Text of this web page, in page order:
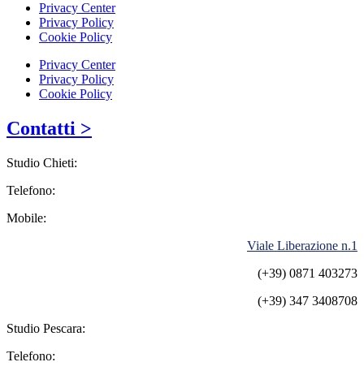
Privacy Center
Privacy Policy
Cookie Policy
Privacy Center
Privacy Policy
Cookie Policy
Contatti >
Studio Chieti:
Telefono:
Mobile:
Viale Liberazione n.1
(+39) 0871 403273
(+39) 347 3408708
Studio Pescara:
Telefono: